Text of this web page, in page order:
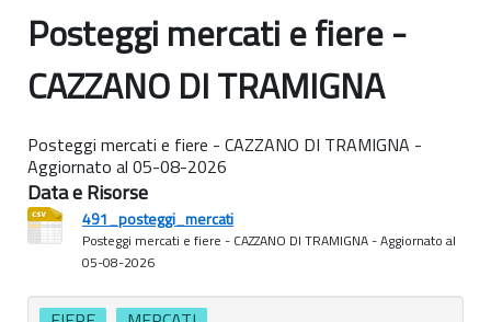
Posteggi mercati e fiere -
CAZZANO DI TRAMIGNA
Posteggi mercati e fiere - CAZZANO DI TRAMIGNA -
Aggiornato al 05-08-2026
Data e Risorse
491_posteggi_mercati
Posteggi mercati e fiere - CAZZANO DI TRAMIGNA - Aggiornato al
05-08-2026